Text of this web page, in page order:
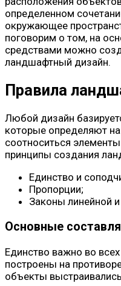
определенном
окружающее
поговорим о том, на
средствами можно
ландшафтный дизайн.
Правила
Любой дизайн
которые определяют
соотноситься
принципы создания
Единство и
Пропорции;
Законы линейной
Основные
Единство важно во
построены на
объекты